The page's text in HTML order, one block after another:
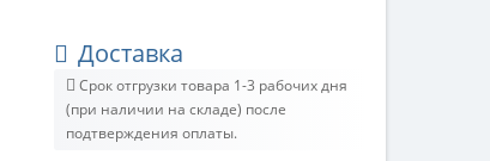
Доставка
Срок отгрузки товара 1-3 рабочих дня
(при наличии на складе) после
подтверждения оплаты.